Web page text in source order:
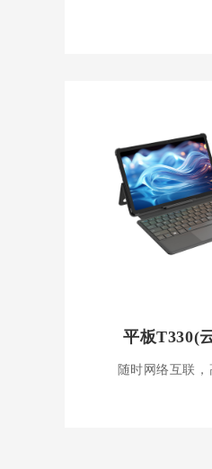
平板T330(
随时网络互联，